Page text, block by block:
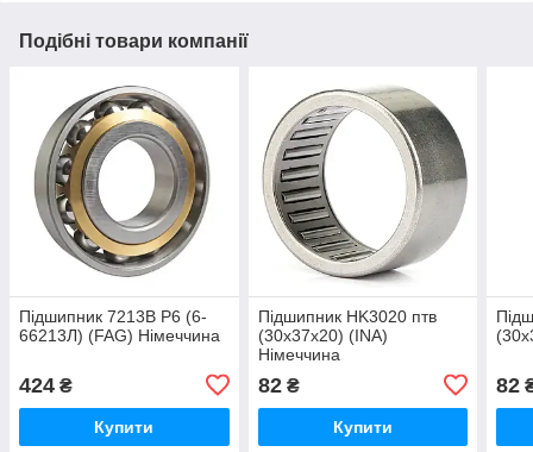
Подібні товари компанії
Підшипник 7213B P6 (6-
66213Л) (FAG) Німеччина
424 ₴
Купити
Підшипник HK3020 птв
(30x37x20) (INA)
Німеччина
82₴
Купити
82